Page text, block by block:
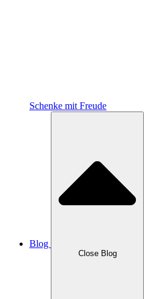
Schenke mit Freude
Blog
Close Blog